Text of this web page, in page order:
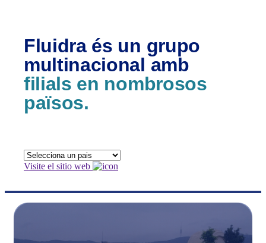
Fluidra és un grupo
multinacional amb
filials en nombrosos
països.
Visite el sitio web